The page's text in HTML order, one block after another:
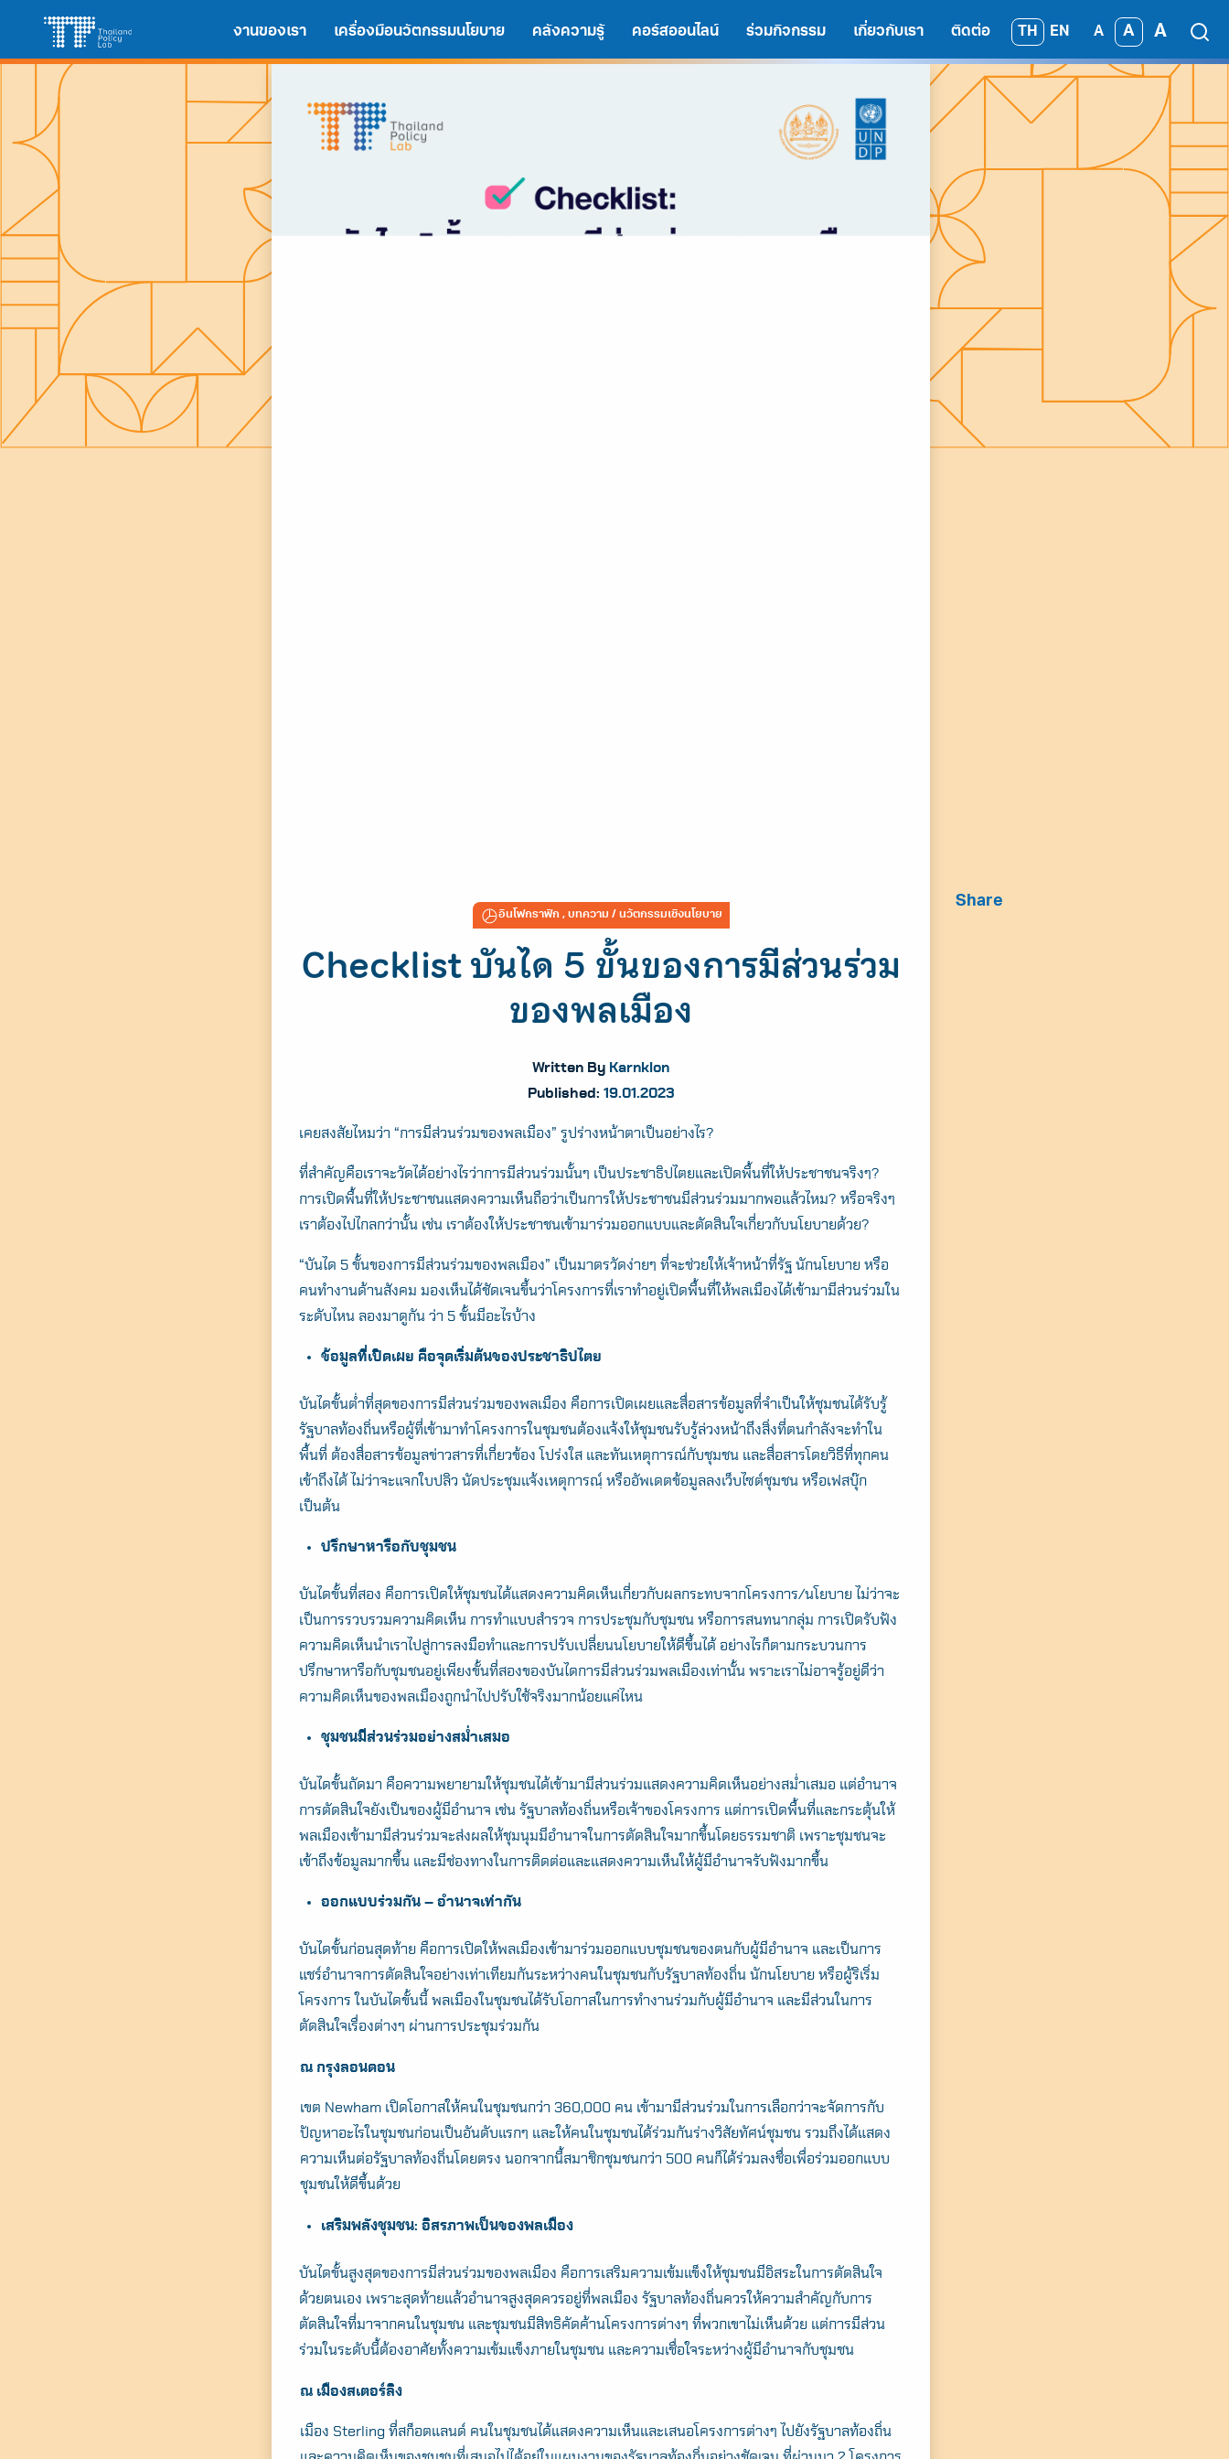
content
งานของเรา เครื่องมือนวัตกรรมนโยบาย คลังความรู้ คอร์สออนไลน์ ร่วมกิจกรรม เกี่ยวกับเรา ติดต่อ TH EN A A A
Search
Search
อินโฟกราฟิก , บทความ / นวัตกรรมเชิงนโยบาย
Checklist บันได 5 ขั้นของการมีส่วนร่วม
ของพลเมือง
Written By Karnklon
Published: 19.01.2023
Share
เคยสงสัยไหมว่า “การมีส่วนร่วมของพลเมือง” รูปร่างหน้าตาเป็นอย่างไร?
ที่สำคัญคือเราจะวัดได้อย่างไรว่าการมีส่วนร่วมนั้นๆ เป็นประชาธิปไตยและเปิดพื้นที่ให้ประชาชนจริงๆ?
การเปิดพื้นที่ให้ประชาชนแสดงความเห็นถือว่าเป็นการให้ประชาชนมีส่วนร่วมมากพอแล้วไหม? หรือจริงๆ
เราต้องไปไกลกว่านั้น เช่น เราต้องให้ประชาชนเข้ามาร่วมออกแบบและตัดสินใจเกี่ยวกับนโยบายด้วย?
“บันได 5 ขั้นของการมีส่วนร่วมของพลเมือง” เป็นมาตรวัดง่ายๆ ที่จะช่วยให้เจ้าหน้าที่รัฐ นักนโยบาย หรือ
คนทำงานด้านสังคม มองเห็นได้ชัดเจนขึ้นว่าโครงการที่เราทำอยู่เปิดพื้นที่ให้พลเมืองได้เข้ามามีส่วนร่วมใน
ระดับไหน ลองมาดูกัน ว่า 5 ขั้นมีอะไรบ้าง
ข้อมูลที่เปิดเผย คือจุดเริ่มต้นของประชาธิปไตย
บันไดขั้นต่ำที่สุดของการมีส่วนร่วมของพลเมือง คือการเปิดเผยและสื่อสารข้อมูลที่จำเป็นให้ชุมชนได้รับรู้
รัฐบาลท้องถิ่นหรือผู้ที่เข้ามาทำโครงการในชุมชนต้องแจ้งให้ชุมชนรับรู้ล่วงหน้าถึงสิ่งที่ตนกำลังจะทำใน
พื้นที่ ต้องสื่อสารข้อมูลข่าวสารที่เกี่ยวข้อง โปร่งใส และทันเหตุการณ์กับชุมชน และสื่อสารโดยวิธีที่ทุกคน
เข้าถึงได้ ไม่ว่าจะแจกใบปลิว นัดประชุมแจ้งเหตุการณฺ์ หรืออัพเดตข้อมูลลงเว็บไซต์ชุมชน หรือเฟสบุ๊ก
เป็นต้น
ปรึกษาหารือกับชุมชน
บันไดขั้นที่สอง คือการเปิดให้ชุมชนได้แสดงความคิดเห็นเกี่ยวกับผลกระทบจากโครงการ/นโยบาย ไม่ว่าจะ
เป็นการรวบรวมความคิดเห็น การทำแบบสำรวจ การประชุมกับชุมชน หรือการสนทนากลุ่ม การเปิดรับฟัง
ความคิดเห็นนำเราไปสู่การลงมือทำและการปรับเปลี่ยนนโยบายให้ดีขึ้นได้ อย่างไรก็ตามกระบวนการ
ปรึกษาหารือกับชุมชนอยู่เพียงขั้นที่สองของบันไดการมีส่วนร่วมพลเมืองเท่านั้น พราะเราไม่อาจรู้อยู่ดีว่า
ความคิดเห็นของพลเมืองถูกนำไปปรับใช้จริงมากน้อยแค่ไหน
ชุมชนมีส่วนร่วมอย่างสม่ำเสมอ
บันไดขั้นถัดมา คือความพยายามให้ชุมชนได้เข้ามามีส่วนร่วมแสดงความคิดเห็นอย่างสม่ำเสมอ แต่อำนาจ
การตัดสินใจยังเป็นของผู้มีอำนาจ เช่น รัฐบาลท้องถิ่นหรือเจ้าของโครงการ แต่การเปิดพื้นที่และกระตุ้นให้
พลเมืองเข้ามามีส่วนร่วมจะส่งผลให้ชุมนุมมีอำนาจในการตัดสินใจมากขึ้นโดยธรรมชาติ เพราะชุมชนจะ
เข้าถึงข้อมูลมากขึ้น และมีช่องทางในการติดต่อและแสดงความเห็นให้ผู้มีอำนาจรับฟังมากขึ้น
ออกแบบร่วมกัน – อำนาจเท่ากัน
บันไดขั้นก่อนสุดท้าย คือการเปิดให้พลเมืองเข้ามาร่วมออกแบบชุมชนของตนกับผู้มีอำนาจ และเป็นการ
แชร์อำนาจการตัดสินใจอย่างเท่าเทียมกันระหว่างคนในชุมชนกับรัฐบาลท้องถิ่น นักนโยบาย หรือผู้ริเริ่ม
โครงการ ในบันไดขั้นนี้ พลเมืองในชุมชนได้รับโอกาสในการทำงานร่วมกับผู้มีอำนาจ และมีส่วนในการ
ตัดสินใจเรื่องต่างๆ ผ่านการประชุมร่วมกัน
ณ กรุงลอนดอน
เขต Newham เปิดโอกาสให้คนในชุมชนกว่า 360,000 คน เข้ามามีส่วนร่วมในการเลือกว่าจะจัดการกับ
ปัญหาอะไรในชุมชนก่อนเป็นอันดับแรกๆ และให้คนในชุมชนได้ร่วมกันร่างวิสัยทัศน์ชุมชน รวมถึงได้แสดง
ความเห็นต่อรัฐบาลท้องถิ่นโดยตรง นอกจากนี้สมาชิกชุมชนกว่า 500 คนก็ได้ร่วมลงชื่อเพื่อร่วมออกแบบ
ชุมชนให้ดีขึ้นด้วย
เสริมพลังชุมชน: อิสรภาพเป็นของพลเมือง
บันไดขั้นสูงสุดของการมีส่วนร่วมของพลเมือง คือการเสริมความเข้มแข็งให้ชุมชนมีอิสระในการตัดสินใจ
ด้วยตนเอง เพราะสุดท้ายแล้วอำนาจสูงสุดควรอยู่ที่พลเมือง รัฐบาลท้องถิ่นควรให้ความสำคัญกับการ
ตัดสินใจที่มาจากคนในชุมชน และชุมชนมีสิทธิคัดค้านโครงการต่างๆ ที่พวกเขาไม่เห็นด้วย แต่การมีส่วน
ร่วมในระดับนี้ต้องอาศัยทั้งความเข้มแข็งภายในชุมชน และความเชื่อใจระหว่างผู้มีอำนาจกับชุมชน
ณ เมืองสเตอร์ลิง
เมือง Sterling ที่สก็อตแลนด์ คนในชุมชนได้แสดงความเห็นและเสนอโครงการต่างๆ ไปยังรัฐบาลท้องถิ่น